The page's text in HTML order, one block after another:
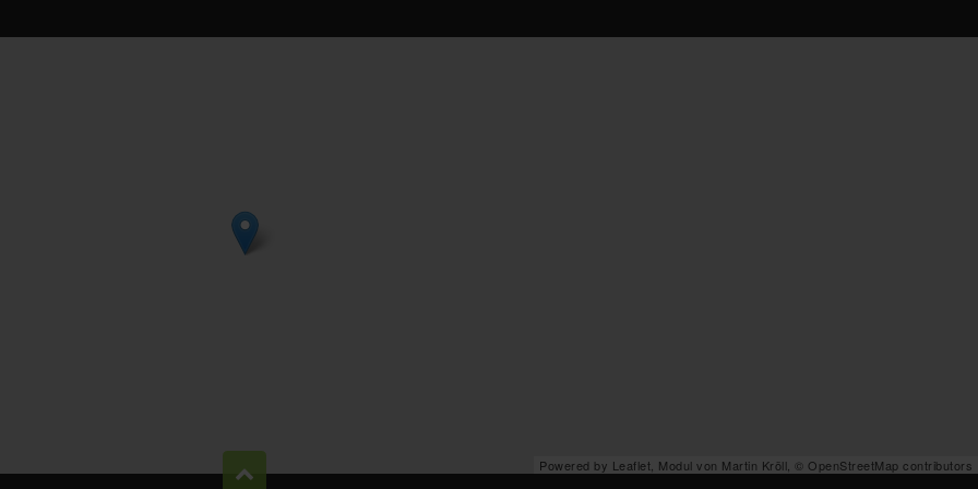
Powered by Leaflet, Modul von Martin Kröll © OpenStreetMap contributors